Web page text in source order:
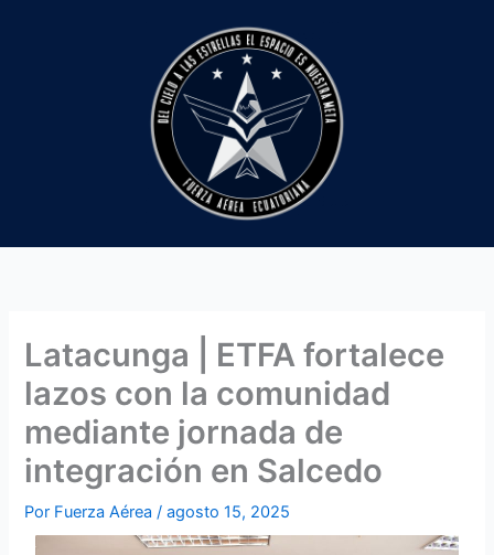
Latacunga | ETFA fortalece
lazos con la comunidad
mediante jornada de
integración en Salcedo
Por Fuerza Aérea/agosto 15, 2025